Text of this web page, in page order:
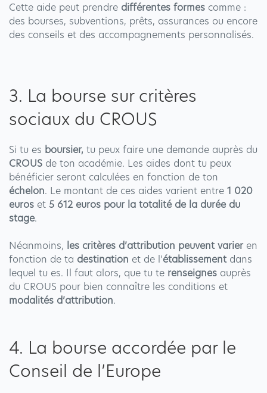
Cette aide peut prendre différentes formes comme :
des bourses, subventions, prêts, assurances ou encore
des conseils et des accompagnements personnalisés.
3. La bourse sur critères
sociaux du CROUS
Si tu es boursier, tu peux faire une demande auprès du
CROUS de ton académie. Les aides dont tu peux
bénéficier seront calculées en fonction de ton
échelon. Le montant de ces aides varient entre 1 020
euros et 5 612 euros pour la totalité de la durée du
stage.
Néanmoins, les critères d’attribution peuvent varier en
fonction de ta destination et de l’établissement dans
lequel tu es. Il faut alors, que tu te renseignes auprès
du CROUS pour bien connaître les conditions et
modalités d’attribution.
4. La bourse accordée par le
Conseil de l’Europe